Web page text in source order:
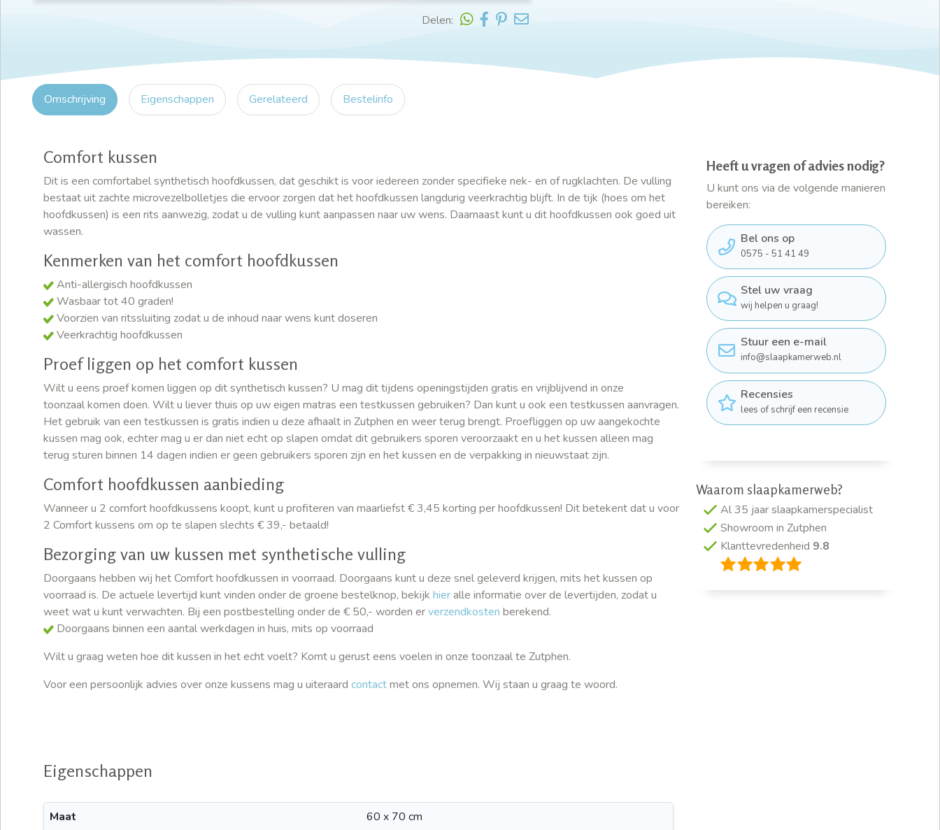
Delen:
Omschrijving Eigenschappen Gerelateerd Bestelinfo
Comfort kussen
Dit is een comfortabel synthetisch hoofdkussen, dat geschikt is voor iedereen zonder specifieke nek- en of rugklachten. De vulling
bestaat uit zachte microvezelbolletjes die ervoor zorgen dat het hoofdkussen langdurig veerkrachtig blijft. In de tijk (hoes om het
hoofdkussen) is een rits aanwezig, zodat u de vulling kunt aanpassen naar uw wens. Daarnaast kunt u dit hoofdkussen ook goed uit
wassen.
Kenmerken van het comfort hoofdkussen
Anti-allergisch hoofdkussen
Wasbaar tot 40 graden!
Voorzien van ritssluiting zodat u de inhoud naar wens kunt doseren
Veerkrachtig hoofdkussen
Proef liggen op het comfort kussen
Wilt u eens proef komen liggen op dit synthetisch kussen? U mag dit tijdens openingstijden gratis en vrijblijvend in onze
toonzaal komen doen. Wilt u liever thuis op uw eigen matras een testkussen gebruiken? Dan kunt u ook een testkussen aanvragen.
Het gebruik van een testkussen is gratis indien u deze afhaalt in Zutphen en weer terug brengt. Proefliggen op uw aangekochte
kussen mag ook, echter mag u er dan niet echt op slapen omdat dit gebruikers sporen veroorzaakt en u het kussen alleen mag
terug sturen binnen 14 dagen indien er geen gebruikers sporen zijn en het kussen en de verpakking in nieuwstaat zijn.
Comfort hoofdkussen aanbieding
Wanneer u 2 comfort hoofdkussens koopt, kunt u profiteren van maarliefst € 3,45 korting per hoofdkussen! Dit betekent dat u voor
2 Comfort kussens om op te slapen slechts € 39,- betaald!
Bezorging van uw kussen met synthetische vulling
Doorgaans hebben wij het Comfort hoofdkussen in voorraad. Doorgaans kunt u deze snel geleverd krijgen, mits het kussen op
voorraad is. De actuele levertijd kunt vinden onder de groene bestelknop, bekijk hieralle informatie over de levertijden, zodat u
weet wat u kunt verwachten. Bij een postbestelling onder de € 50,- worden erverzendkosten berekend.
Doorgaans binnen een aantal werkdagen in huis, mits op voorraad
Wilt u graag weten hoe dit kussen in het echt voelt? Komt u gerust eens voelen in onze toonzaal te Zutphen.
Voor een persoonlijk advies over onze kussens mag u uiteraard contactmet ons opnemen. Wij staan u graag te woord.
Heeft u vragen of advies nodig?
U kunt ons via de volgende manieren
bereiken:
Bel ons op
0575 - 51 41 49
Stel uw vraag
wij helpen u graag!
Stuur een e-mail
info@slaapkamerweb.nl
Recensies
lees of schrijf een recensie
Waarom slaapkamerweb?
Al 35 jaar slaapkamerspecialist
Showroom in Zutphen
Klanttevredenheid 9.8
Eigenschappen
Maat
60 x 70 cm